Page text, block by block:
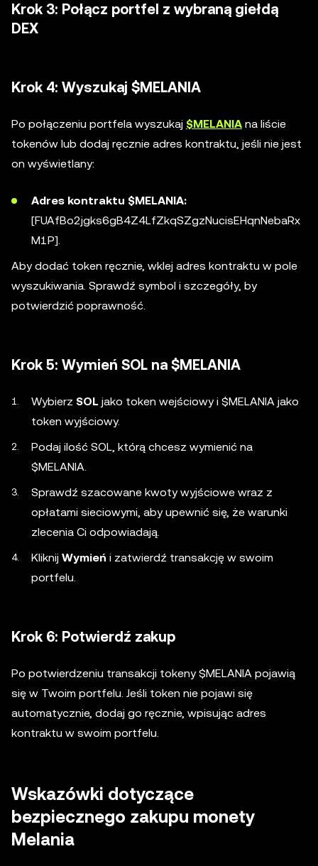
Krok 3: Połącz portfel z wybraną giełdą
DEX
Krok 4: Wyszukaj $MELANIA
Po połączeniu portfela wyszukaj $MELANIA na liście
tokenów lub dodaj ręcznie adres kontraktu, jeśli nie jest
on wyświetlany:
Adres kontraktu $MELANIA:
[FUAfBo2jgks6gB4Z4LfZkqSZgzNucisEHqnNebaRx
M1P].
Aby dodać token ręcznie, wklej adres kontraktu w pole
wyszukiwania. Sprawdź symbol i szczegóły, by
potwierdzić poprawność.
Krok 5: Wymień SOL na $MELANIA
Wybierz SOL jako token wejściowy i $MELANIA jako
token wyjściowy.
Podaj ilość SOL, którą chcesz wymienić na
$MELANIA.
Sprawdź szacowane kwoty wyjściowe wraz z
opłatami sieciowymi, aby upewnić się, że warunki
zlecenia Ci odpowiadają.
Kliknij Wymień i zatwierdź transakcję w swoim
portfelu.
Krok 6: Potwierdź zakup
Po potwierdzeniu transakcji tokeny $MELANIA pojawią
się w Twoim portfelu. Jeśli token nie pojawi się
automatycznie, dodaj go ręcznie, wpisując adres
kontraktu w swoim portfelu.
Wskazówki dotyczące
bezpiecznego zakupu monety
Melania